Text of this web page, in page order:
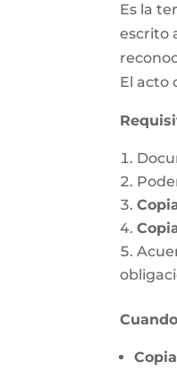
Es la
escrito
El acto